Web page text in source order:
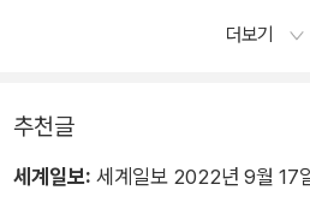
고 내다보면서 가치를 정립한다... 이
가의 체계를 의미한다. 이 도덕에서
더보기
추천글
세계일보: 세계일보 2022년 9월 17